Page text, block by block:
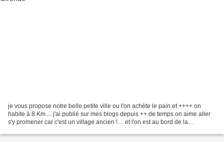
je vous propose notre belle petite ville ou l'on achète le pain et ++++ on
habite à 8 Km ... j'ai publié sur mes blogs depuis ++ de temps on aime aller
s'y promener car c'est un village ancien ! ... et l'on est au bord de la